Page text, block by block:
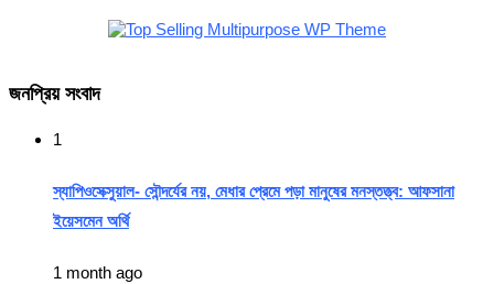
জনপ্রিয় সংবাদ
1
স্যাপিওসেক্সুয়াল- সৌন্দর্যের নয়, মেধার প্রেমে পড়া মানুষের মনস্তত্ত্ব: আফসানা
ইয়েসমেন অর্থি
1 month ago